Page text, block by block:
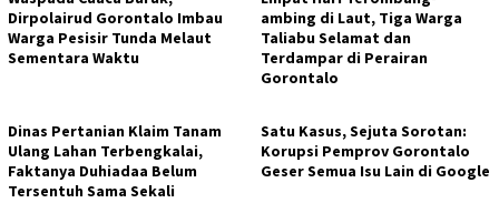
Dirpolairud Gorontalo Imbau
Warga Pesisir Tunda Melaut
Sementara Waktu
ambing di Laut, Tiga Warga
Taliabu Selamat dan
Terdampar di Perairan
Gorontalo
Dinas Pertanian Klaim Tanam
Ulang Lahan Terbengkalai,
Faktanya Duhiadaa Belum
Tersentuh Sama Sekali
Satu Kasus, Sejuta Sorotan:
Korupsi Pemprov Gorontalo
Geser Semua Isu Lain di Google